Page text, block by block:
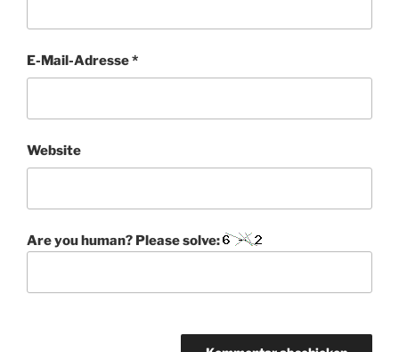
E-Mail-Adresse*
Website
Are you human? Please solve: